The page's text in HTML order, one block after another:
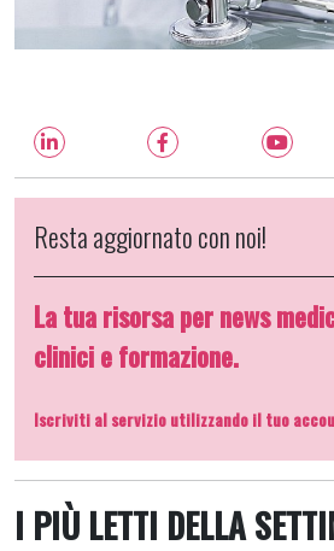
Resta aggiornato con noi!
La tua risorsa per news
clinici e formazione.
Iscriviti al servizio utilizzando il tuo
I PIÙ LETTI DELLA